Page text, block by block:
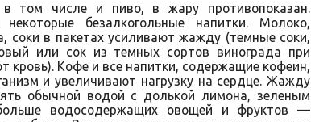
в том числе и пиво, в жару противопоказан.
безалкогольные напитки. Молоко,
соки в пакетах усиливают жажду (темные соки,
или сок из темных сортов винограда при
кровь). Кофе и все напитки, содержащие кофеин,
и увеличивают нагрузку на сердце. Жажду
обычной водой с долькой лимона, зеленым
водосодержащих овощей и фруктов —